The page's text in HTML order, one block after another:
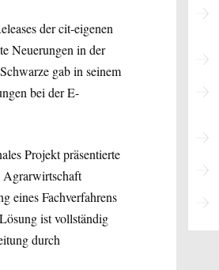
der cit-eigenen
Neuerungen in der
gab in seinem
bei der E-
Projekt präsentierte
eines Fachverfahrens
ist vollständig
durch